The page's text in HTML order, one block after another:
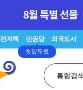
전자책 만권당
첫달무료
외국도서
통합검